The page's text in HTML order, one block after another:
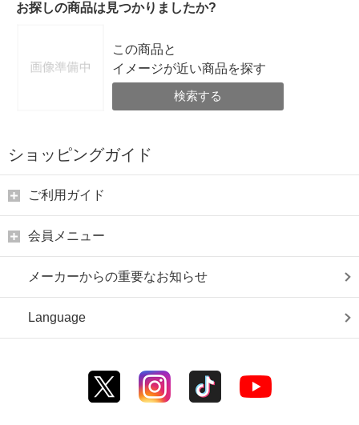
お探しの商品は見つかりましたか?
この商品と
イメージが近い商品を探す
検索する
ショッピングガイド
ご利用ガイド
会員メニュー
メーカーからの重要なお知らせ
Language